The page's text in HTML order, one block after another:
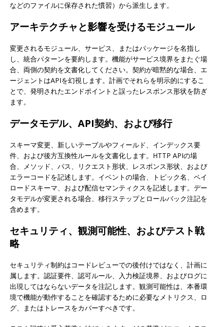
などのファイルに保存された慣習）から派生します。
アーキテクチャと影響を受けるモジュール
変更されるモジュール、サービス、またはパッケージを名指し
し、統合パターンを要約します。機能がサービス境界をまたぐ場
合、両側の契約を文書化してください。契約が暗黙的な場合、エ
ージェントはAPIを幻視します。計画でそれらを明示的にするこ
とで、発明されたエンドポイントと誤ったレスポンス形状を防ぎ
ます。
データモデル、API契約、および移行
スキーマ変更、新しいテーブルやフィールド、インデックス要
件、および後方互換性ルールを文書化します。HTTP APIの場
合、メソッド、パス、リクエスト形状、レスポンス形状、および
エラーコードを記述します。イベントの場合、トピック名、ペイ
ロードスキーマ、および配信セマンティクスを記述します。デー
タモデルが変更される場合、移行ステップとロールバック注記を
含めます。
セキュリティ、観測可能性、およびテスト戦
略
セキュリティ制約はコードレビューでの後付けではなく、計画に
属します。認証要件、認可ルール、入力検証境界、およびログに
出現してはならないデータを注記します。観測可能性は、本番環
境で機能が動作することを確認するために必要なメトリクス、ロ
グ、またはトレースをカバーすべきです。